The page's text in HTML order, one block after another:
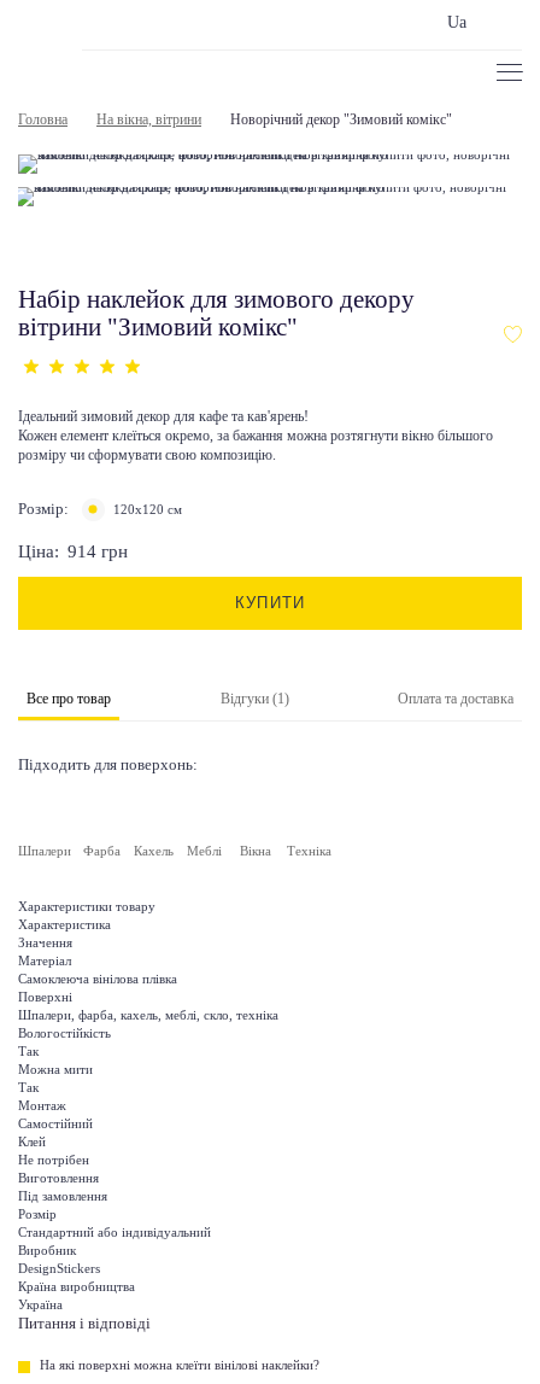
Ua
Головна На вікна, вітрини Новорічний декор "Зимовий комікс"
Набір наклейок для зимового декору
вітрини "Зимовий комікс"
Ідеальний зимовий декор для кафе та кав'ярень!
Кожен елемент клеїться окремо, за бажання можна розтягнути вікно більшого
розміру чи сформувати свою композицію.
Розмір: 120х120 см
Ціна: 914 грн
КУПИТИ
Все про товар Відгуки (1) Оплата та доставка
Підходить для поверхонь:
Шпалери Фарба Кахель Меблі Вікна Техніка
Характеристики товару
Характеристика
Значення
Матеріал
Самоклеюча вінілова плівка
Поверхні
Шпалери, фарба, кахель, меблі, скло, техніка
Вологостійкість
Так
Можна мити
Так
Монтаж
Самостійний
Клей
Не потрібен
Виготовлення
Під замовлення
Розмір
Стандартний або індивідуальний
Виробник
DesignStickers
Країна виробництва
Україна
Питання і відповіді
На які поверхні можна клеїти вінілові наклейки?